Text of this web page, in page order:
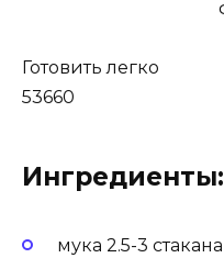
Готовить легко
53660
Ингредиенты:
мука 2.5-3 стакана